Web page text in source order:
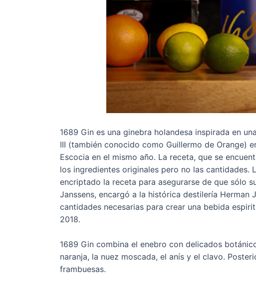
1689 Gin es una ginebra holandesa inspirada en
III (también conocido como Guillermo de Orange)
Escocia en el mismo año. La receta, que se
los ingredientes originales pero no las
encriptado la receta para asegurarse de que sólo
Janssens, encargó a la histórica destilería Herman
cantidades necesarias para crear una bebida
2018.
1689 Gin combina el enebro con delicados
naranja, la nuez moscada, el anís y el clavo.
frambuesas.